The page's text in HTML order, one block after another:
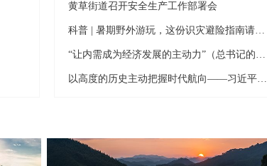
黄草街道召开安全生产工作部署会
科普 | 暑期野外游玩，这份识灾避险指南请收好
“让内需成为经济发展的主动力”（总书记的人民情怀）
以高度的历史主动把握时代航向——习近平党建思想理论品格系列述评之二